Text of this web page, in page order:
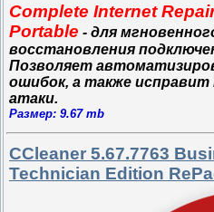
Complete Internet
Portable - для
восстановления
Позволяет
ошибок, а также исправит
атаки.
Размер: 9.67 mb
CCleaner 5.67.7763
Technician Edition